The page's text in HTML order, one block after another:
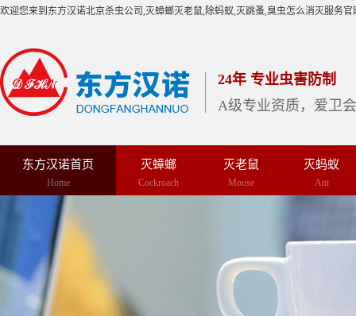
欢迎您来到东方汉诺北京杀虫公司,灭蟑螂灭老鼠,除蚂蚁,灭跳蚤,臭虫怎么消灭服务官
24年 专业虫害防制
A级专业资质，爱卫
东方汉诺首页
Home
灭蟑螂
Cockroach
灭老鼠
Mouse
灭蚂蚁
Ant